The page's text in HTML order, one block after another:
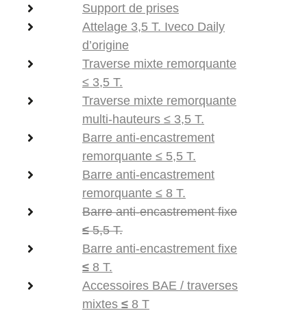
Support de prises
Attelage 3,5 T. Iveco Daily
d’origine
Traverse mixte remorquante
≤ 3,5 T.
Traverse mixte remorquante
multi-hauteurs ≤ 3,5 T.
Barre anti-encastrement
remorquante ≤ 5,5 T.
Barre anti-encastrement
remorquante ≤ 8 T.
Barre anti-encastrement fixe
≤5,5 T.
Barre anti-encastrement fixe
≤ 8 T.
Accessoires BAE / traverses
mixtes ≤ 8 T